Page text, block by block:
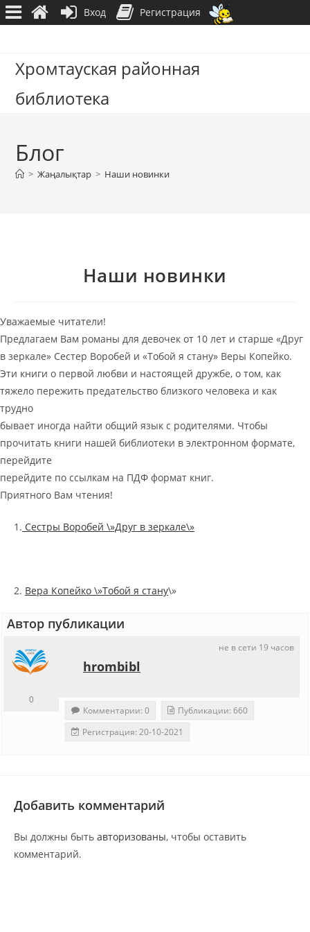
содержимому
Хромтауская районная
библиотека
Блог
> Жаңалықтар > Наши новинки
Наши новинки
Уважаемые читатели!
Предлагаем Вам романы для девочек от 10 лет и старше «Друг
в зеркале» Сестер Воробей и «Тобой я стану» Веры Копейко.
Эти книги о первой любви и настоящей дружбе, о том, как
тяжело пережить предательство близкого человека и как
трудно
бывает иногда найти общий язык с родителями. Чтобы
прочитать книги нашей библиотеки в электронном формате,
перейдите
перейдите по ссылкам на ПДФ формат книг.
Приятного Вам чтения!
1. Сестры Воробей \»Друг в зеркале\»
2. Вера Копейко \»Тобой я стану\»
Автор публикации
не в сети 19 часов
hrombibl
0
Комментарии: 0
Публикации: 660
Регистрация: 20-10-2021
Добавить комментарий
Вы должны быть авторизованы, чтобы оставить
комментарий.
Вход Регистрация